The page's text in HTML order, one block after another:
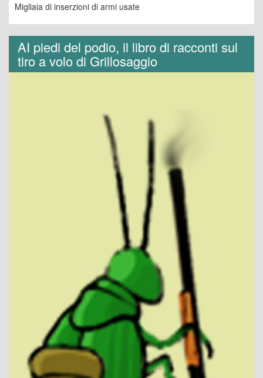
Migliaia di inserzioni di armi usate
AI piedi del podio, il libro di racconti sul
tiro a volo di Grillosaggio